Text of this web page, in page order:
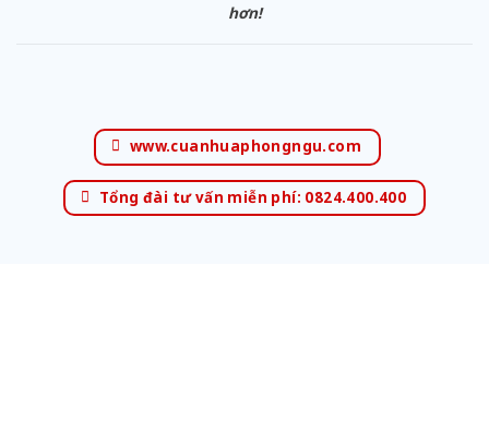
hơn!
www.cuanhuaphongngu.com
Tổng đài tư vấn miễn phí: 0824.400.400